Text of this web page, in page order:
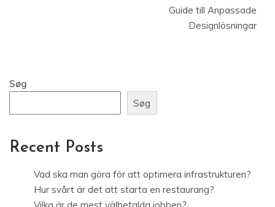
Guide till Anpassade
Designlösningar
Søg
Søg
Recent Posts
Vad ska man göra för att optimera infrastrukturen?
Hur svårt är det att starta en restaurang?